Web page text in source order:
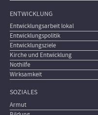
ENTWICKLUNG
Entwicklungsarbeit lokal
Entwicklungspolitik
Entwicklungsziele
Kirche und Entwicklung
Nothilfe
Wirksamkeit
SOZIALES
Armut